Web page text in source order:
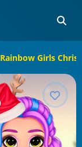
Rainbow Girls